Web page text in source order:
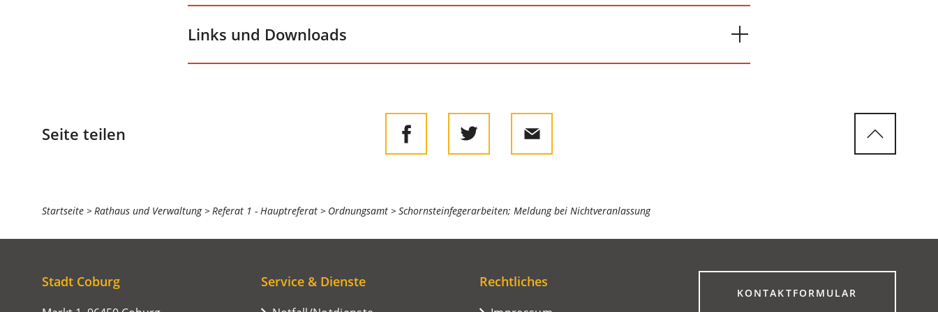
Links und Downloads
Seite teilen
Sie
befinden
hier:
Startseite Rathaus und Verwaltung Referat 1 - Hauptreferat Ordnungsamt Schornsteinfegerarbeiten; Meldung bei Nichtveranlassung
Stadt Coburg Service & Dienste Rechtliches
KONTAKTFORMULAR
(ÖFFNET